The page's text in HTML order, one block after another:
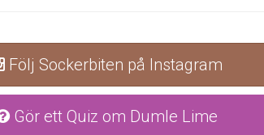
Följ Sockerbiten på Instagram
Gör ett Quiz om Dumle Lime